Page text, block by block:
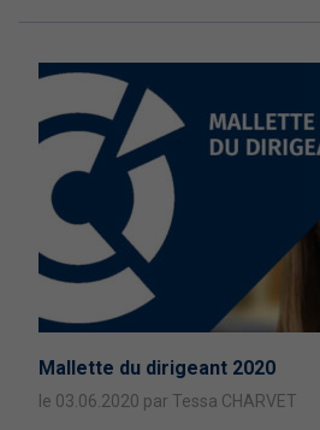
Mallette du dirigeant 2020
le 03.06.2020 par Tessa CHARVET